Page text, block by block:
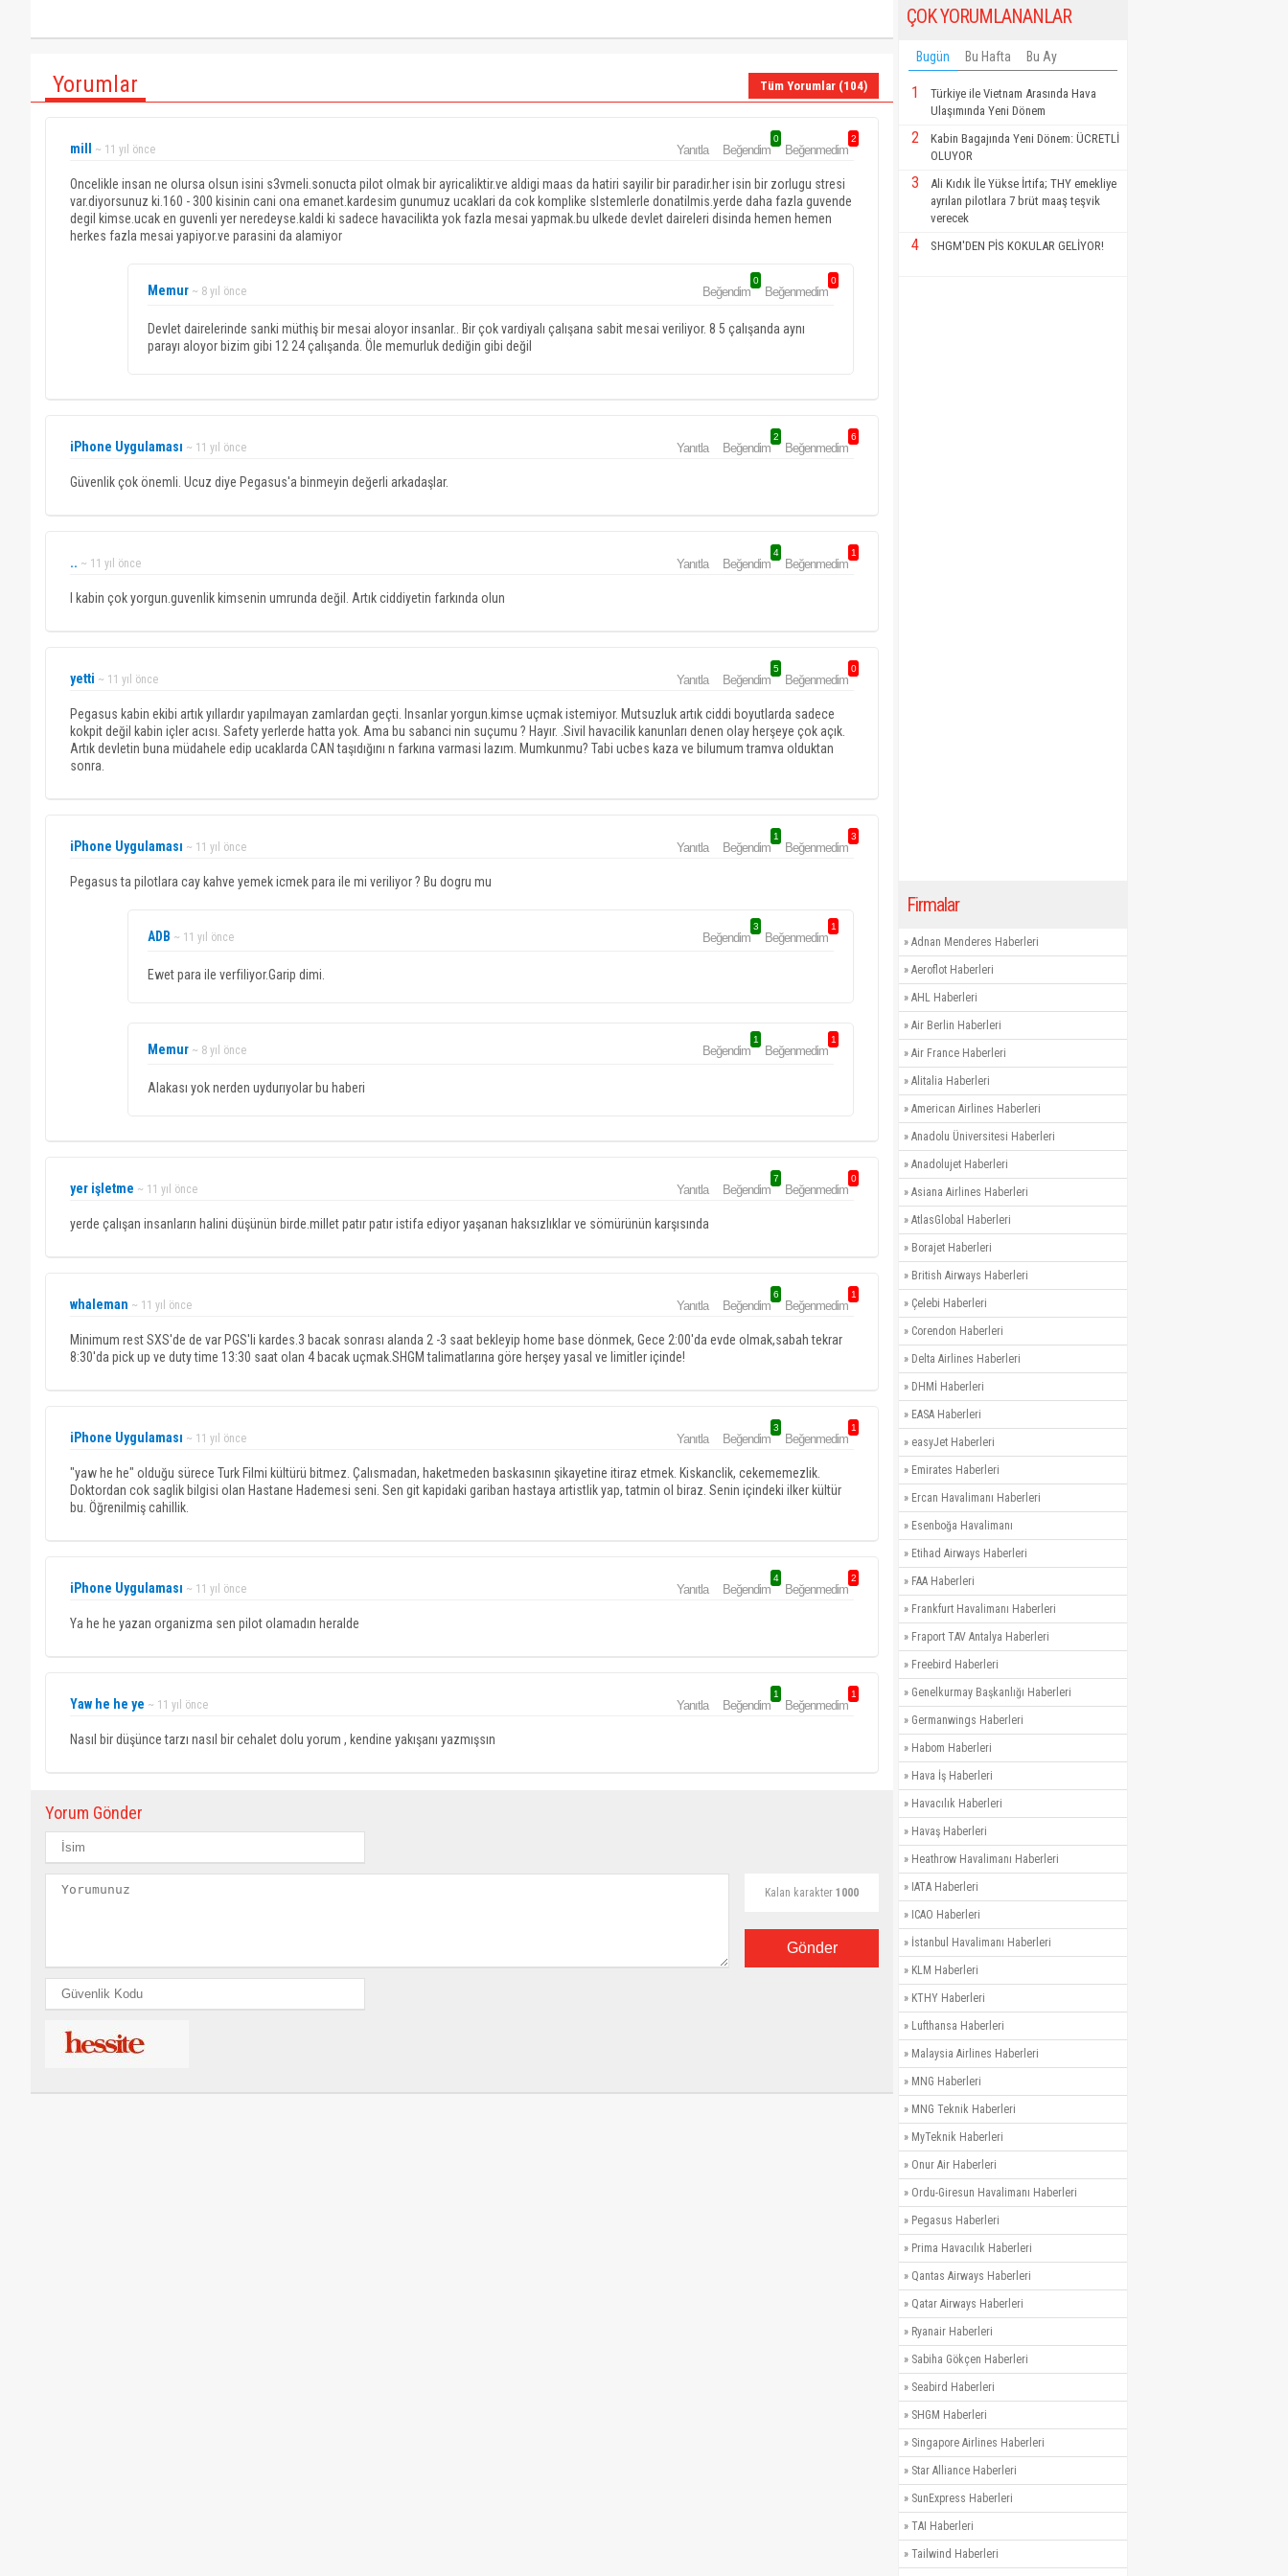
Yorumlar Tüm Yorumlar (104)
mill ~ 11 yıl önce Yanıtla Beğendim
0
Beğenmedim
2
Oncelikle insan ne olursa olsun isini s3vmeli.sonucta pilot olmak bir ayricaliktir.ve aldigi maas da hatiri sayilir bir paradir.her isin bir zorlugu stresi
var.diyorsunuz ki.160 - 300 kisinin cani ona emanet.kardesim gunumuz ucaklari da cok komplike slstemlerle donatilmis.yerde daha fazla guvende
degil kimse.ucak en guvenli yer neredeyse.kaldi ki sadece havacilikta yok fazla mesai yapmak.bu ulkede devlet daireleri disinda hemen hemen
herkes fazla mesai yapiyor.ve parasini da alamiyor
Memur ~ 8 yıl önce Beğendim
0
Beğenmedim
0
Devlet dairelerinde sanki müthiş bir mesai aloyor insanlar.. Bir çok vardiyalı çalışana sabit mesai veriliyor. 8 5 çalışanda aynı
parayı aloyor bizim gibi 12 24 çalışanda. Öle memurluk dediğin gibi değil
iPhone Uygulaması ~ 11 yıl önce Yanıtla Beğendim
2
Beğenmedim
6
Güvenlik çok önemli. Ucuz diye Pegasus'a binmeyin değerli arkadaşlar.
.. ~ 11 yıl önce Yanıtla Beğendim
4
Beğenmedim
1
l kabin çok yorgun.guvenlik kimsenin umrunda değil. Artık ciddiyetin farkında olun
yetti ~ 11 yıl önce Yanıtla Beğendim
5
Beğenmedim
0
Pegasus kabin ekibi artık yıllardır yapılmayan zamlardan geçti. Insanlar yorgun.kimse uçmak istemiyor. Mutsuzluk artık ciddi boyutlarda sadece
kokpit değil kabin içler acısı. Safety yerlerde hatta yok. Ama bu sabanci nin suçumu ? Hayır. .Sivil havacilik kanunları denen olay herşeye çok açık.
Artık devletin buna müdahele edip ucaklarda CAN taşıdığını n farkına varmasi lazım. Mumkunmu? Tabi ucbes kaza ve bilumum tramva olduktan
sonra.
iPhone Uygulaması ~ 11 yıl önce Yanıtla Beğendim
1
Beğenmedim
3
Pegasus ta pilotlara cay kahve yemek icmek para ile mi veriliyor ? Bu dogru mu
ADB ~ 11 yıl önce Beğendim
3
Beğenmedim
1
Ewet para ile verfiliyor.Garip dimi.
Memur ~ 8 yıl önce Beğendim
1
Beğenmedim
1
Alakası yok nerden uydurıyolar bu haberi
yer işletme ~ 11 yıl önce Yanıtla Beğendim
7
Beğenmedim
0
yerde çalışan insanların halini düşünün birde.millet patır patır istifa ediyor yaşanan haksızlıklar ve sömürünün karşısında
whaleman ~ 11 yıl önce Yanıtla Beğendim
6
Beğenmedim
1
Minimum rest SXS'de de var PGS'li kardes.3 bacak sonrası alanda 2 -3 saat bekleyip home base dönmek, Gece 2:00'da evde olmak,sabah tekrar
8:30'da pick up ve duty time 13:30 saat olan 4 bacak uçmak.SHGM talimatlarına göre herşey yasal ve limitler içinde!
iPhone Uygulaması ~ 11 yıl önce Yanıtla Beğendim
3
Beğenmedim
1
"yaw he he" olduğu sürece Turk Filmi kültürü bitmez. Çalısmadan, haketmeden baskasının şikayetine itiraz etmek. Kiskanclik, cekememezlik.
Doktordan cok saglik bilgisi olan Hastane Hademesi seni. Sen git kapidaki gariban hastaya artistlik yap, tatmin ol biraz. Senin içindeki ilker kültür
bu. Öğrenilmiş cahillik.
iPhone Uygulaması ~ 11 yıl önce Yanıtla Beğendim
4
Beğenmedim
2
Ya he he yazan organizma sen pilot olamadın heralde
Yaw he he ye ~ 11 yıl önce Yanıtla Beğendim
1
Beğenmedim
1
Nasıl bir düşünce tarzı nasıl bir cehalet dolu yorum , kendine yakışanı yazmışsın
Yorum Gönder
Kalan karakter 1000
Gönder
ÇOK YORUMLANANLAR
Bugün Bu Hafta Bu Ay
1
Türkiye ile Vietnam Arasında Hava
Ulaşımında Yeni Dönem
2
Kabin Bagajında Yeni Dönem: ÜCRETLİ
OLUYOR
3
Ali Kıdık İle Yükse İrtifa; THY emekliye
ayrılan pilotlara 7 brüt maaş teşvik
verecek
4 SHGM'DEN PİS KOKULAR GELİYOR!
Firmalar
» Adnan Menderes Haberleri
» Aeroflot Haberleri
» AHL Haberleri
» Air Berlin Haberleri
» Air France Haberleri
» Alitalia Haberleri
» American Airlines Haberleri
» Anadolu Üniversitesi Haberleri
» Anadolujet Haberleri
» Asiana Airlines Haberleri
» AtlasGlobal Haberleri
» Borajet Haberleri
» British Airways Haberleri
» Çelebi Haberleri
» Corendon Haberleri
» Delta Airlines Haberleri
» DHMİ Haberleri
» EASA Haberleri
» easyJet Haberleri
» Emirates Haberleri
» Ercan Havalimanı Haberleri
» Esenboğa Havalimanı
» Etihad Airways Haberleri
» FAA Haberleri
» Frankfurt Havalimanı Haberleri
» Fraport TAV Antalya Haberleri
» Freebird Haberleri
» Genelkurmay Başkanlığı Haberleri
» Germanwings Haberleri
» Habom Haberleri
» Hava İş Haberleri
» Havacılık Haberleri
» Havaş Haberleri
» Heathrow Havalimanı Haberleri
» IATA Haberleri
» ICAO Haberleri
» İstanbul Havalimanı Haberleri
» KLM Haberleri
» KTHY Haberleri
» Lufthansa Haberleri
» Malaysia Airlines Haberleri
» MNG Haberleri
» MNG Teknik Haberleri
» MyTeknik Haberleri
» Onur Air Haberleri
» Ordu-Giresun Havalimanı Haberleri
» Pegasus Haberleri
» Prima Havacılık Haberleri
» Qantas Airways Haberleri
» Qatar Airways Haberleri
» Ryanair Haberleri
» Sabiha Gökçen Haberleri
» Seabird Haberleri
» SHGM Haberleri
» Singapore Airlines Haberleri
» Star Alliance Haberleri
» SunExpress Haberleri
» TAI Haberleri
» Tailwind Haberleri